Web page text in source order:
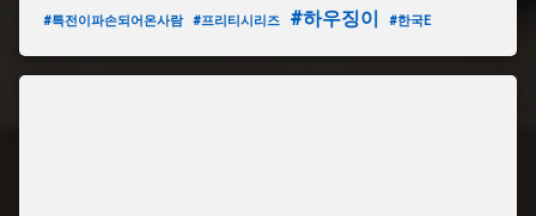
#특전이파손되어온사람 #프리티시리즈 #하우징이 #한국E